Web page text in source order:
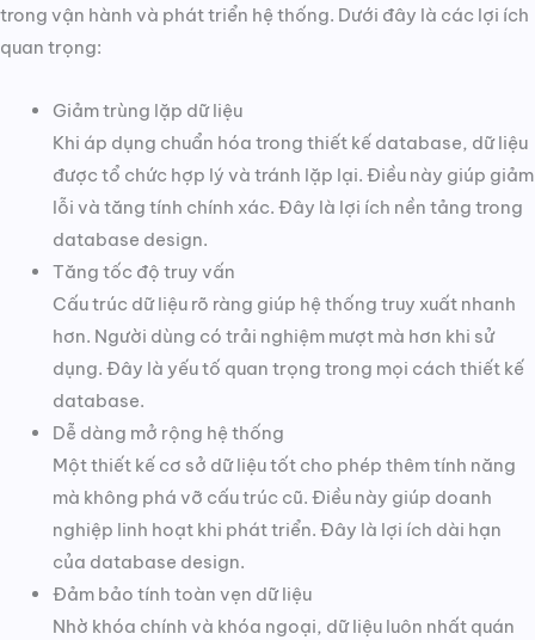
trong vận hành và phát triển hệ thống. Dưới đây là các lợi ích
quan trọng:
Giảm trùng lặp dữ liệu
Khi áp dụng chuẩn hóa trong thiết kế database, dữ liệu
được tổ chức hợp lý và tránh lặp lại. Điều này giúp giảm
lỗi và tăng tính chính xác. Đây là lợi ích nền tảng trong
database design.
Tăng tốc độ truy vấn
Cấu trúc dữ liệu rõ ràng giúp hệ thống truy xuất nhanh
hơn. Người dùng có trải nghiệm mượt mà hơn khi sử
dụng. Đây là yếu tố quan trọng trong mọi cách thiết kế
database.
Dễ dàng mở rộng hệ thống
Một thiết kế cơ sở dữ liệu tốt cho phép thêm tính năng
mà không phá vỡ cấu trúc cũ. Điều này giúp doanh
nghiệp linh hoạt khi phát triển. Đây là lợi ích dài hạn
của database design.
Đảm bảo tính toàn vẹn dữ liệu
Nhờ khóa chính và khóa ngoại, dữ liệu luôn nhất quán